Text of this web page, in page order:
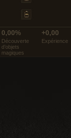
0,00%
Découverte
d’objets
magiques
+0,00
Expérience